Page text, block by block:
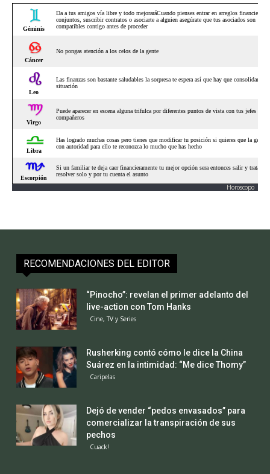
Horoscopo
RECOMENDACIONES DEL EDITOR
“Pinocho”: revelan el primer adelanto del
live-action con Tom Hanks
Cine, TV y Series
Rusherking contó cómo le dice la China
Suárez en la intimidad: “Me dice Thomy”
Caripelas
Dejó de vender “pedos envasados” para
comercializar la transpiración de sus
pechos
Cuack!